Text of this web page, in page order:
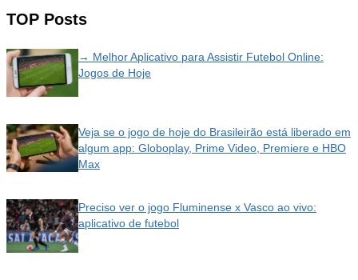
TOP Posts
→ Melhor Aplicativo para Assistir Futebol Online:
Jogos de Hoje
Veja se o jogo de hoje do Brasileirão está liberado em
algum app: Globoplay, Prime Video, Premiere e HBO
Max
Preciso ver o jogo Fluminense x Vasco ao vivo:
aplicativo de futebol